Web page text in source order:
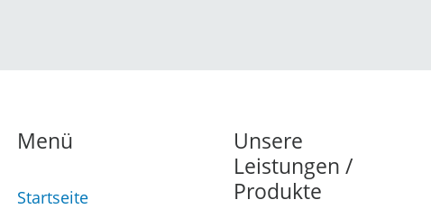
Menü
Startseite
Unsere
Leistungen /
Produkte